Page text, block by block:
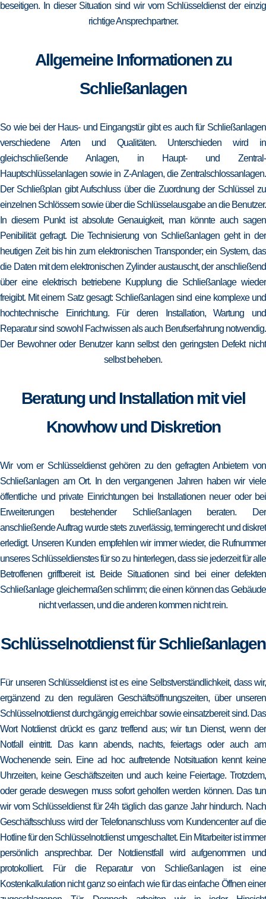
beseitigen. In dieser Situation sind wir vom Schlüsseldienst der einzig
richtige Ansprechpartner.
Allgemeine Informationen zu
Schließanlagen
So wie bei der Haus- und Eingangstür gibt es auch für Schließanlagen
verschiedene Arten und Qualitäten. Unterschieden wird in
gleichschließende Anlagen, in Haupt- und Zentral-
Hauptschlüsselanlagen sowie in Z-Anlagen, die Zentralschlossanlagen.
Der Schließplan gibt Aufschluss über die Zuordnung der Schlüssel zu
einzelnen Schlössern sowie über die Schlüsselausgabe an die Benutzer.
In diesem Punkt ist absolute Genauigkeit, man könnte auch sagen
Penibilität gefragt. Die Technisierung von Schließanlagen geht in der
heutigen Zeit bis hin zum elektronischen Transponder; ein System, das
die Daten mit dem elektronischen Zylinder austauscht, der anschließend
über eine elektrisch betriebene Kupplung die Schließanlage wieder
freigibt. Mit einem Satz gesagt: Schließanlagen sind eine komplexe und
hochtechnische Einrichtung. Für deren Installation, Wartung und
Reparatur sind sowohl Fachwissen als auch Berufserfahrung notwendig.
Der Bewohner oder Benutzer kann selbst den geringsten Defekt nicht
selbst beheben.
Beratung und Installation mit viel
Knowhow und Diskretion
Wir vom er Schlüsseldienst gehören zu den gefragten Anbietern von
Schließanlagen am Ort. In den vergangenen Jahren haben wir viele
öffentliche und private Einrichtungen bei Installationen neuer oder bei
Erweiterungen bestehender Schließanlagen beraten. Der
anschließende Auftrag wurde stets zuverlässig, termingerecht und diskret
erledigt. Unseren Kunden empfehlen wir immer wieder, die Rufnummer
unseres Schlüsseldienstes für so zu hinterlegen, dass sie jederzeit für alle
Betroffenen griffbereit ist. Beide Situationen sind bei einer defekten
Schließanlage gleichermaßen schlimm; die einen können das Gebäude
nicht verlassen, und die anderen kommen nicht rein.
Schlüsselnotdienst für Schließanlagen
Für unseren Schlüsseldienst ist es eine Selbstverständlichkeit, dass wir,
ergänzend zu den regulären Geschäftsöffnungszeiten, über unseren
Schlüsselnotdienst durchgängig erreichbar sowie einsatzbereit sind. Das
Wort Notdienst drückt es ganz treffend aus; wir tun Dienst, wenn der
Notfall eintritt. Das kann abends, nachts, feiertags oder auch am
Wochenende sein. Eine ad hoc auftretende Notsituation kennt keine
Uhrzeiten, keine Geschäftszeiten und auch keine Feiertage. Trotzdem,
oder gerade deswegen muss sofort geholfen werden können. Das tun
wir vom Schlüsseldienst für 24h täglich das ganze Jahr hindurch. Nach
Geschäftsschluss wird der Telefonanschluss vom Kundencenter auf die
Hotline für den Schlüsselnotdienst umgeschaltet. Ein Mitarbeiter ist immer
persönlich ansprechbar. Der Notdienstfall wird aufgenommen und
protokolliert. Für die Reparatur von Schließanlagen ist eine
Kostenkalkulation nicht ganz so einfach wie für das einfache Öffnen einer